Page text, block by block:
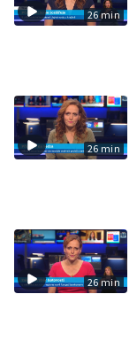
26 min
26 min
26 min